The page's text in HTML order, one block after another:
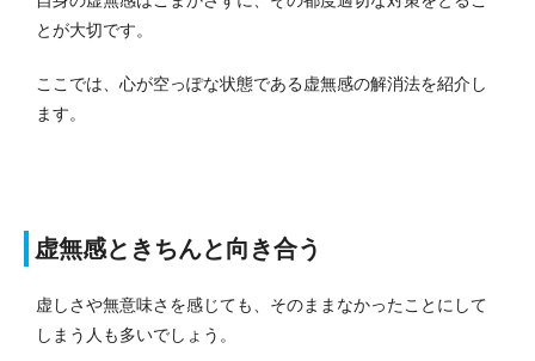
とが大切です。
ここでは、心が空っぽな状態である虚無感の解消法を紹介し
ます。
虚無感ときちんと向き合う
虚しさや無意味さを感じても、そのままなかったことにして
しまう人も多いでしょう。